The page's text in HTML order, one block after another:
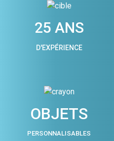
25 ANS
D'EXPÉRIENCE
OBJETS
PERSONNALISABLES